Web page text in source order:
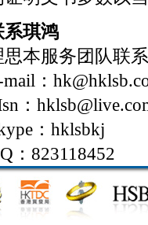
系琪鸿
思本服务团队联
mail：
：
：hklsbkj
：823118452